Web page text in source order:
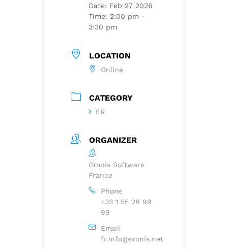
Date: Feb 27 2026
Time: 2:00 pm -
3:30 pm
LOCATION
Online
CATEGORY
FR
ORGANIZER
Omnis Software
France
Phone
+33 1 55 28 99
99
Email
fr.info@omnis.net